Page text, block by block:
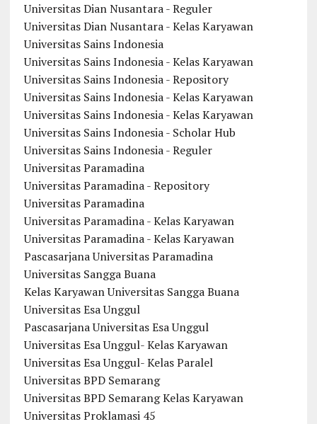
Universitas Dian Nusantara - Reguler
Universitas Dian Nusantara - Kelas Karyawan
Universitas Sains Indonesia
Universitas Sains Indonesia - Kelas Karyawan
Universitas Sains Indonesia - Repository
Universitas Sains Indonesia - Kelas Karyawan
Universitas Sains Indonesia - Kelas Karyawan
Universitas Sains Indonesia - Scholar Hub
Universitas Sains Indonesia - Reguler
Universitas Paramadina
Universitas Paramadina - Repository
Universitas Paramadina
Universitas Paramadina - Kelas Karyawan
Universitas Paramadina - Kelas Karyawan
Pascasarjana Universitas Paramadina
Universitas Sangga Buana
Kelas Karyawan Universitas Sangga Buana
Universitas Esa Unggul
Pascasarjana Universitas Esa Unggul
Universitas Esa Unggul- Kelas Karyawan
Universitas Esa Unggul- Kelas Paralel
Universitas BPD Semarang
Universitas BPD Semarang Kelas Karyawan
Universitas Proklamasi 45